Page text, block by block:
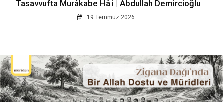
Tasavvufta Murâkabe Hâli | Abdullah Demircioğlu
19 Temmuz 2026